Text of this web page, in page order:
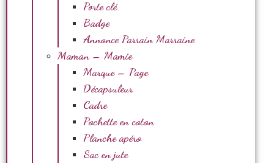
Porte clé
Badge
Annonce Parrain Marraine
Maman – Mamie
Marque – Page
Décapsuleur
Cadre
Pochette en coton
Planche apéro
Sac en jute